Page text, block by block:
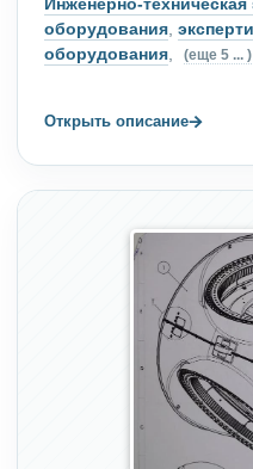
оборудования,
оборудования, (еще 5 ... )
Открыть описание→